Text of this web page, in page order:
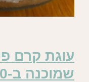
עוגת קרם
שמוכנה ב-30 דקות